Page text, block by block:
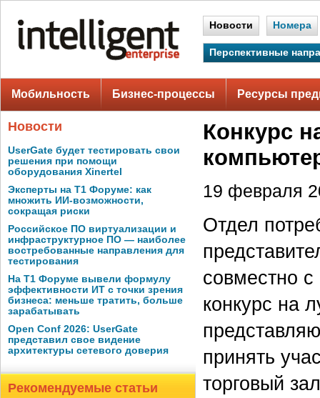
Новости Номера
Перспективные
Мобильность Бизнес-процессы Ресурсы
Новости
UserGate будет тестировать свои
решения при помощи
оборудования Xinertel
Эксперты на Т1 Форуме: как
множить ИИ-возможности,
сокращая риски
Российское ПО виртуализации и
инфраструктурное ПО — наиболее
востребованные направления для
тестирования
На Т1 Форуме вывели формулу
эффективности ИТ с точки зрения
бизнеса: меньше тратить, больше
зарабатывать
Open Conf 2026: UserGate
представил свое видение
архитектуры сетевого доверия
Рекомендуемые статьи
Конкурс
19 февраля
Отдел
совместно
конкурс на
принять
торговый